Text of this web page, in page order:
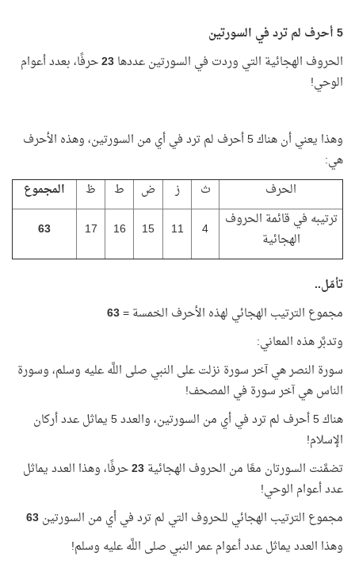
5 أحرف لم ترد في السورتين
الحروف الهجائية التي وردت في السورتين عددها23حرفًا، بعدد أعوام
الوحي!
وهذا يعني أن هناك 5 أحرف لم ترد في أي من السورتين، وهذه الأحرف
هي:
الحرف
ث ز ض ط ظ
المجموع
ترتيبه في قائمة الحروف
الهجائية
4
11
15
16
17
63
تأمّل..
مجموع الترتيب الهجائي لهذه الأحرف الخمسة =63
وتدبَّر هذه المعاني:
سورة النصر هي آخر سورة نزلت على النبي صلى اللَّه عليه وسلم، وسورة
الناس هي آخر سورة في المصحف!
هناك 5 أحرف لم ترد في أي من السورتين، والعدد 5 يماثل عدد أركان
الإسلام!
تضمَّنت السورتان معًا من الحروف الهجائية23حرفًا، وهذا العدد يماثل
عدد أعوام الوحي!
مجموع الترتيب الهجائي للحروف التي لم ترد في أي من السورتين63
وهذا العدد يماثل عدد أعوام عمر النبي صلى اللَّه عليه وسلم!